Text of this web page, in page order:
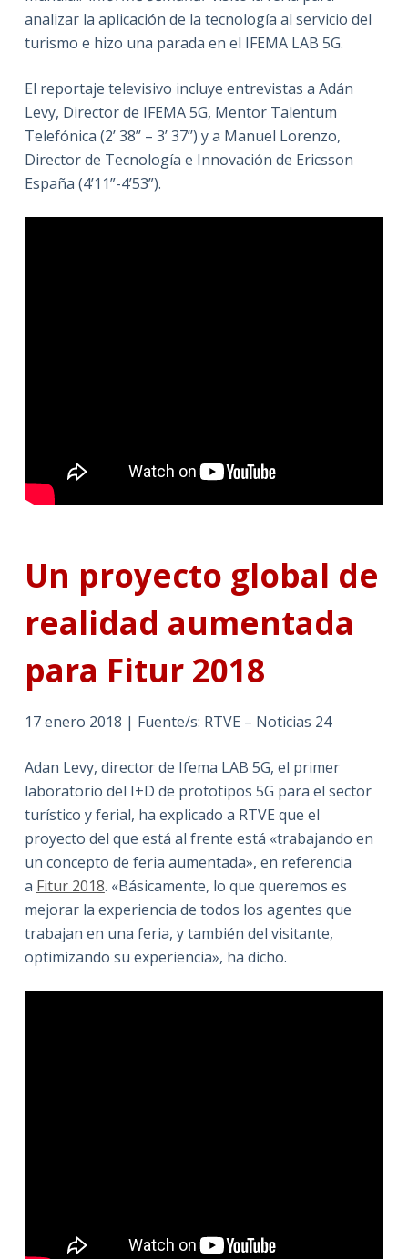
analizar la aplicación de la tecnología al servicio del
turismo e hizo una parada en el IFEMA LAB 5G.
El reportaje televisivo incluye entrevistas a Adán
Levy, Director de IFEMA 5G, Mentor Talentum
Telefónica (2’ 38’’ – 3’ 37’’) y a Manuel Lorenzo,
Director de Tecnología e Innovación de Ericsson
España (4’11”-4’53”).
Un proyecto global de
realidad aumentada
para Fitur 2018
17 enero 2018 | Fuente/s: RTVE – Noticias 24
Adan Levy, director de Ifema LAB 5G, el primer
laboratorio del I+D de prototipos 5G para el sector
turístico y ferial, ha explicado a RTVE que el
proyecto del que está al frente está «trabajando en
un concepto de feria aumentada», en referencia
a Fitur 2018. «Básicamente, lo que queremos es
mejorar la experiencia de todos los agentes que
trabajan en una feria, y también del visitante,
optimizando su experiencia», ha dicho.